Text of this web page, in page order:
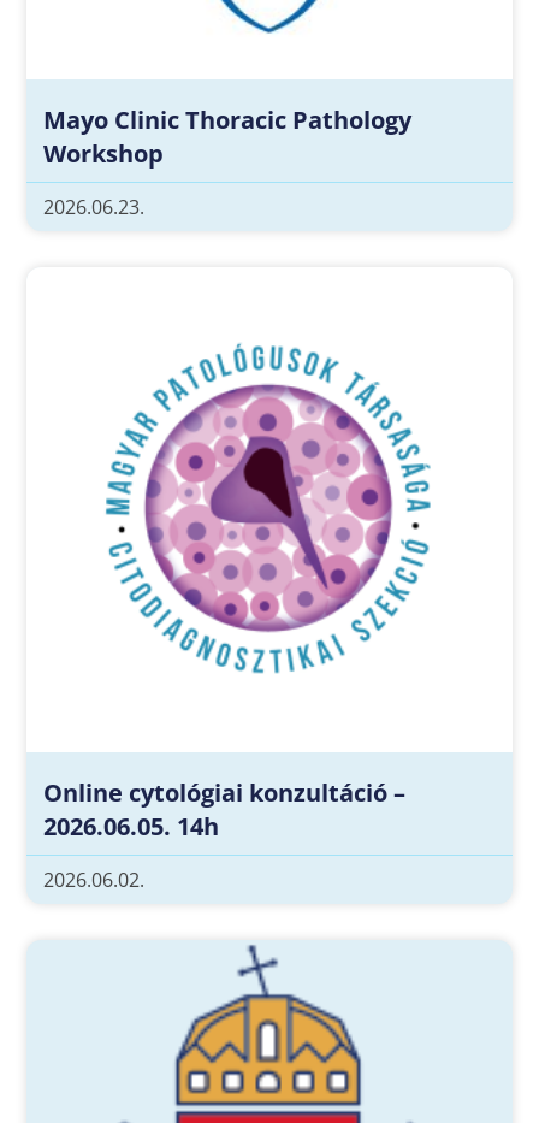
Mayo Clinic Thoracic Pathology
Workshop
2026.06.23.
Online cytológiai konzultáció –
2026.06.05. 14h
2026.06.02.